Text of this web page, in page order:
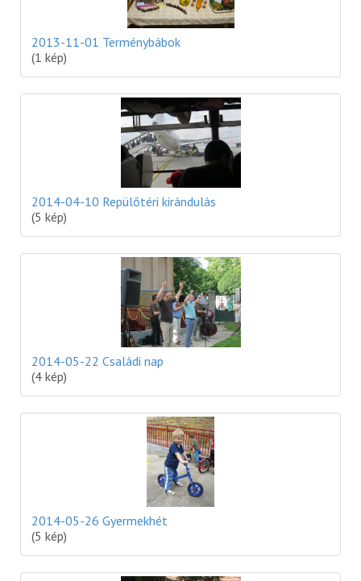
2013-11-01 Terménybábok
(1 kép)
2014-04-10 Repülőtéri kirándulás
(5 kép)
2014-05-22 Családi nap
(4 kép)
2014-05-26 Gyermekhét
(5 kép)